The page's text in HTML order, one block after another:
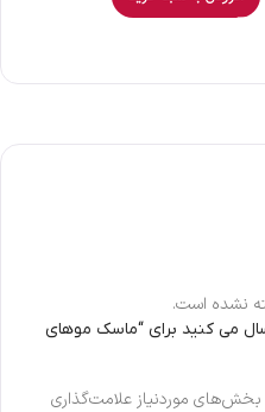
نشده است.
می کنید برای “ماسک موهای
بخش‌های موردنیاز علامت‌گذاری